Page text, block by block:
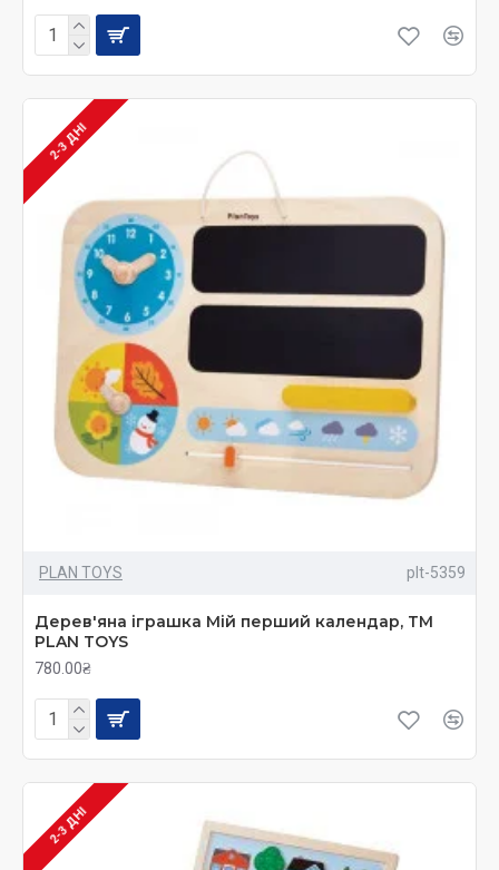
2-3 ДНІ
PLAN TOYS plt-5359
Дерев'яна іграшка Мій перший календар, ТМ
PLAN TOYS
780.00₴
2-3 ДНІ